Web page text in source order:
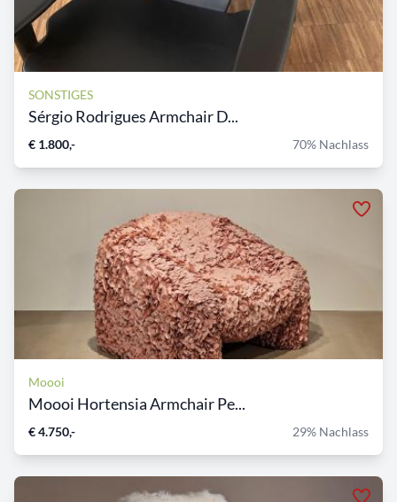
SONSTIGES
Sérgio Rodrigues Armchair D...
€ 1.800,- 70% Nachlass
Moooi
Moooi Hortensia Armchair Pe...
€ 4.750,- 29% Nachlass